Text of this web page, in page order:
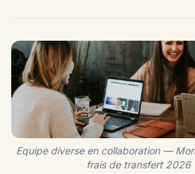
Equipe diverse en collaboration —
frais de transfert 2026